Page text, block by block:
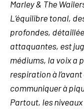
Marley & The
L’équilibre tonal,
profondes,
attaquantes, est
médiums, la voix a
respiration à
communiquer à
Partout, les